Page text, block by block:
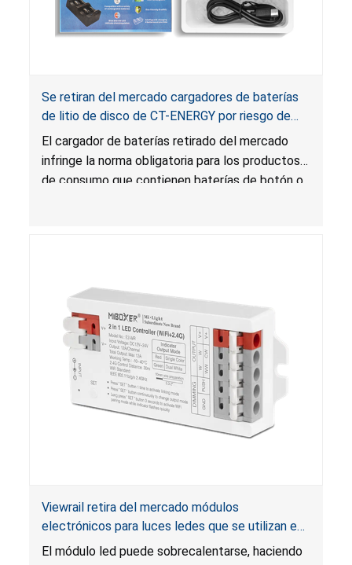
Se retiran del mercado cargadores de baterías
de litio de disco de CT-ENERGY por riesgo de
lesión grave o muerte por ingestión de baterías;
infringen la norma para productos con baterías
de botón y el estatuto sobre empaques de
El cargador de baterías retirado del mercado
infringe la norma obligatoria para los productos
de consumo que contienen baterías de botón o
empaque no tiene las advertencias requeridas
según la Ley de Reese. Si se ingieren, las
baterías de botón o de disco pueden causar
lesiones graves, quemaduras químicas internas y
la muerte.
Viewrail retira del mercado módulos
electrónicos para luces ledes que se utilizan en
escaleras y barandas flotantes por riesgo de
El módulo led puede sobrecalentarse, haciendo